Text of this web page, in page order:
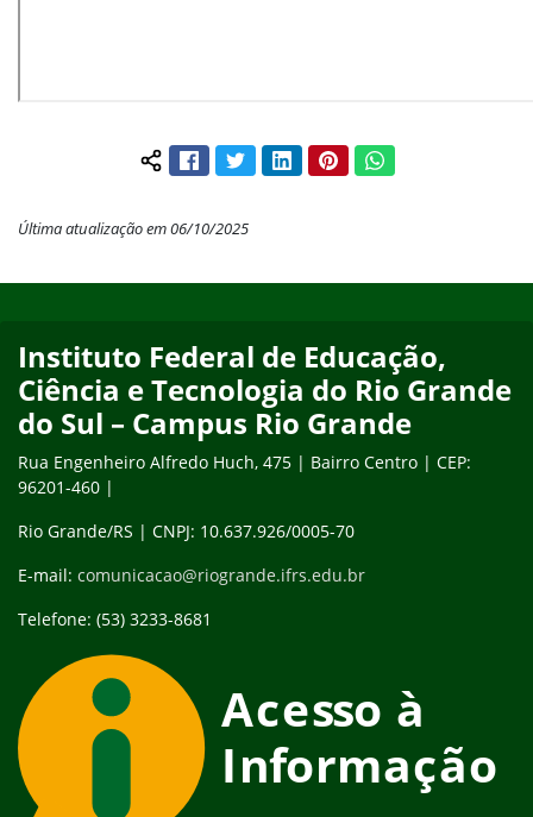
Compartilhar conteúdo:
FacebookTwitterLinkedInPinterestWhatsApp
Última atualização em 06/10/2025
Instituto Federal de Educação,
Ciência e Tecnologia do Rio Grande
do Sul – Campus Rio Grande
Rua Engenheiro Alfredo Huch, 475 | Bairro Centro | CEP:
96201-460 |
Rio Grande/RS | CNPJ: 10.637.926/0005-70
E-mail: comunicacao@riogrande.ifrs.edu.br
Telefone: (53) 3233-8681